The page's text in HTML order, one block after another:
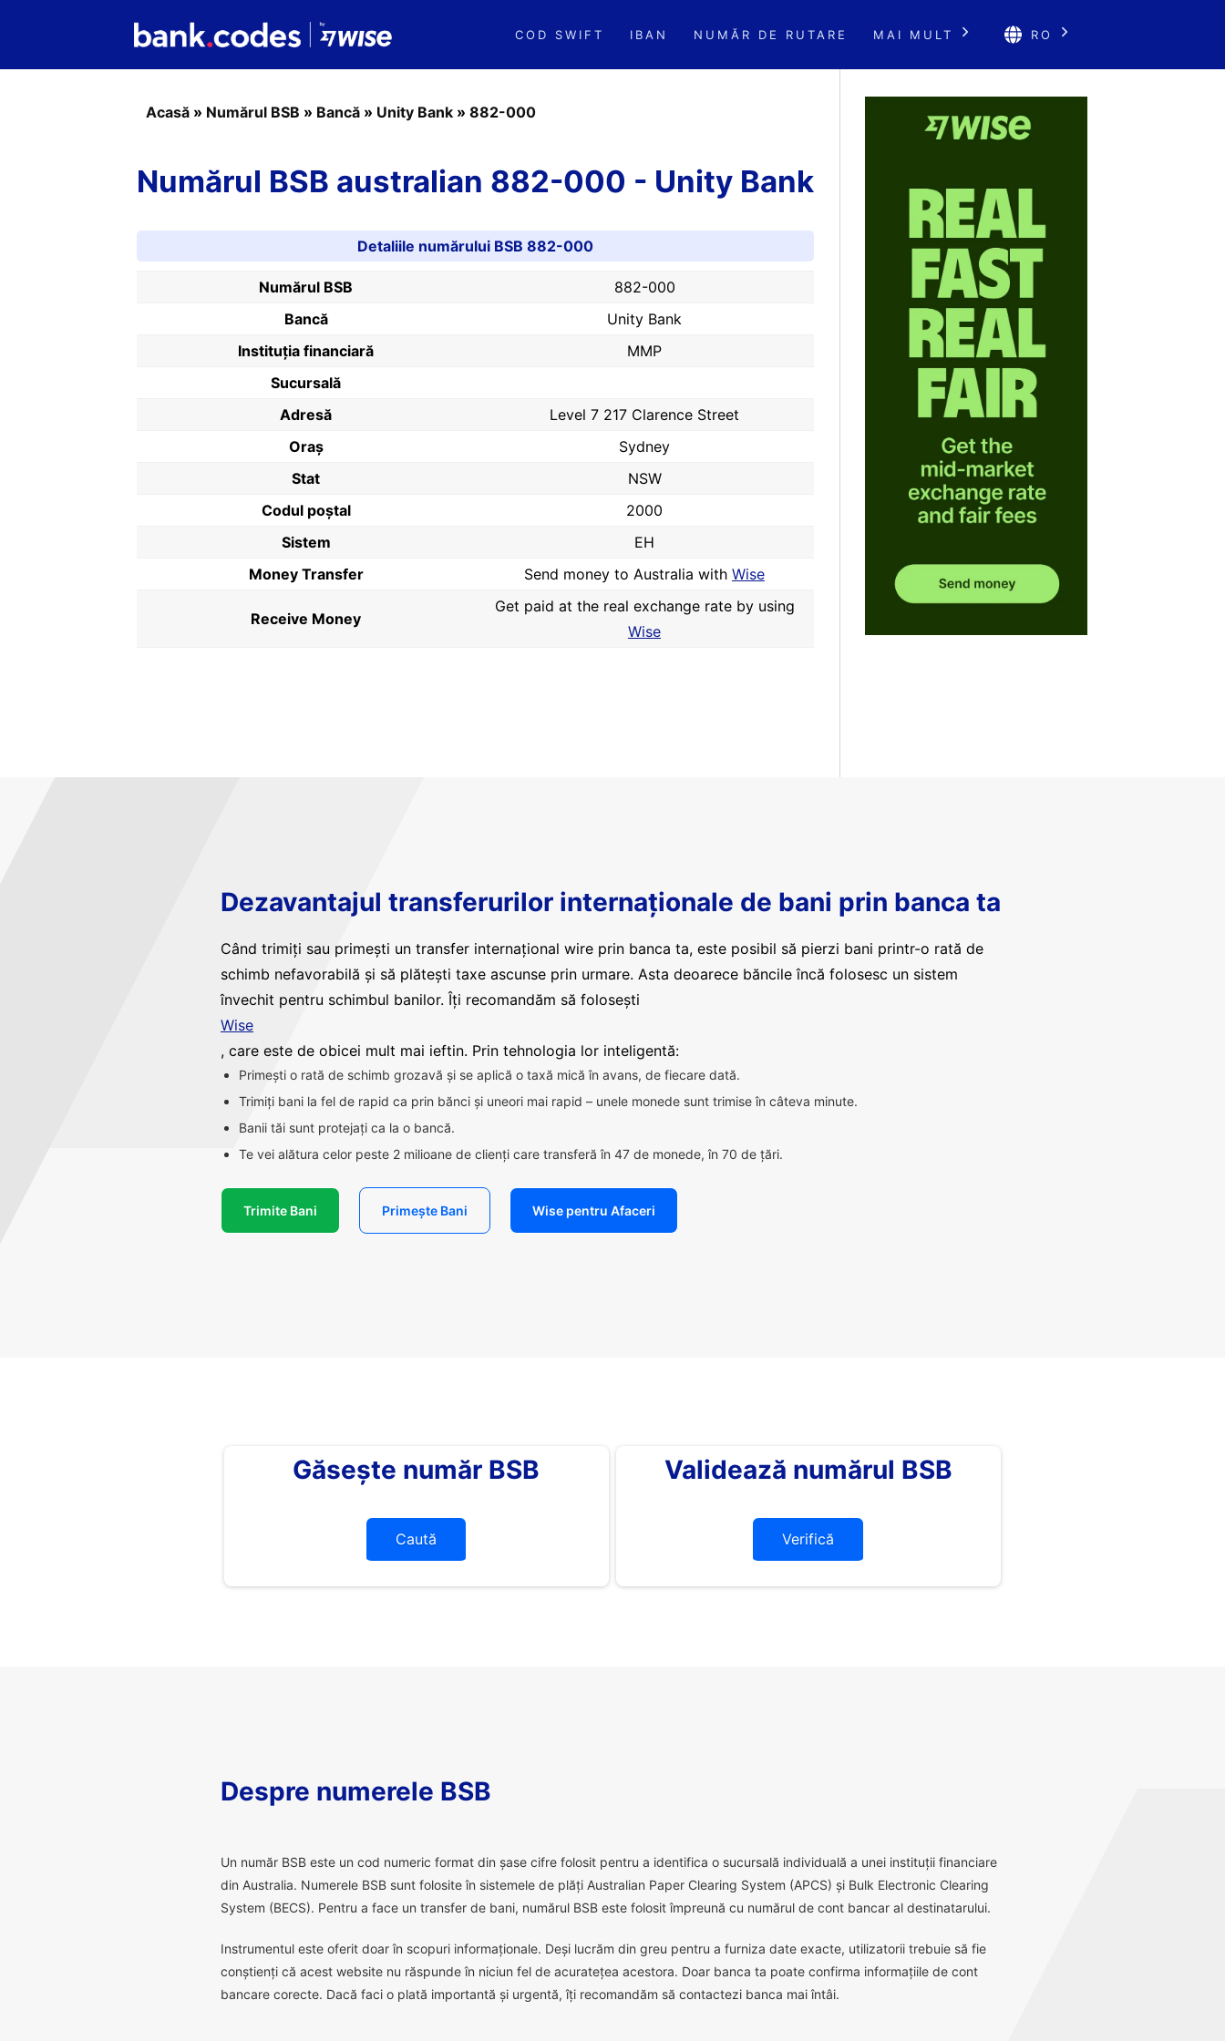
COD SWIFT IBAN NUMĂR DE RUTARE MAI MULT RO
Acasă » Numărul BSB » Bancă » Unity Bank » 882-000
Numărul BSB australian 882-000 - Unity Bank
Detaliile numărului BSB 882-000
Numărul BSB
882-000
Bancă
Unity Bank
Instituția financiară
MMP
Sucursală
Adresă
Level 7 217 Clarence Street
Oraș
Sydney
Stat
NSW
Codul poştal
2000
Sistem
EH
Money Transfer
Send money to Australia with Wise
Receive Money
Get paid at the real exchange rate by using
Wise
Dezavantajul transferurilor internaționale de bani prin banca ta
Când trimiți sau primești un transfer internațional wire prin banca ta, este posibil să pierzi bani printr-o rată de
schimb nefavorabilă și să plătești taxe ascunse prin urmare. Asta deoarece băncile încă folosesc un sistem
învechit pentru schimbul banilor. Îți recomandăm să folosești
Wise
, care este de obicei mult mai ieftin. Prin tehnologia lor inteligentă:
Primești o rată de schimb grozavă și se aplică o taxă mică în avans, de fiecare dată.
Trimiți bani la fel de rapid ca prin bănci și uneori mai rapid – unele monede sunt trimise în câteva minute.
Banii tăi sunt protejați ca la o bancă.
Te vei alătura celor peste 2 milioane de clienți care transferă în 47 de monede, în 70 de țări.
Trimite Bani Primește Bani Wise pentru Afaceri
Găsește număr BSB
Caută
Validează numărul BSB
Verifică
Despre numerele BSB
Un număr BSB este un cod numeric format din șase cifre folosit pentru a identifica o sucursală individuală a unei instituții financiare
din Australia. Numerele BSB sunt folosite în sistemele de plăți Australian Paper Clearing System (APCS) și Bulk Electronic Clearing
System (BECS). Pentru a face un transfer de bani, numărul BSB este folosit împreună cu numărul de cont bancar al destinatarului.
Instrumentul este oferit doar în scopuri informaționale. Deși lucrăm din greu pentru a furniza date exacte, utilizatorii trebuie să fie
conștienți că acest website nu răspunde în niciun fel de acuratețea acestora. Doar banca ta poate confirma informațiile de cont
bancare corecte. Dacă faci o plată importantă și urgentă, îți recomandăm să contactezi banca mai întâi.